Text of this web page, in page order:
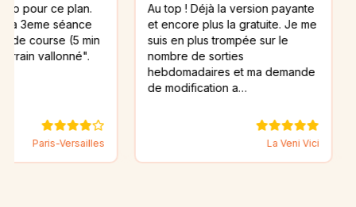
plan.
séance
(5 min
Versailles
Au top ! Déjà la version payante
et encore plus la gratuite. Je me
suis en plus trompée sur le
nombre de sorties
hebdomadaires et ma demande
de modification a…
La Veni Vici
Bien
blessé